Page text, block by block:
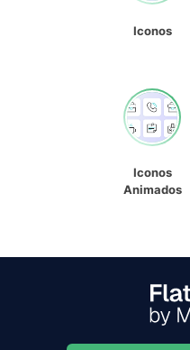
Iconos
Iconos
Animados